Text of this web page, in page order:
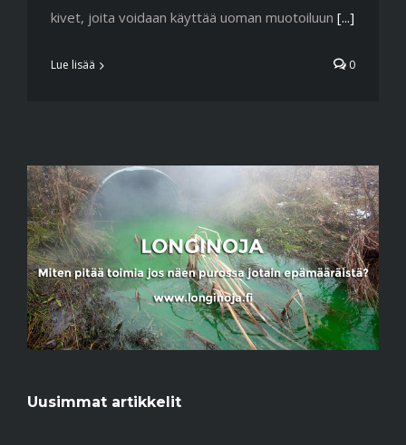
kivet, joita voidaan käyttää uoman muotoiluun [...]
Lue lisää 0
Uusimmat artikkelit